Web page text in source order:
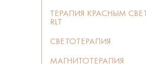
ТЕРАПИЯ КРАСНЫМ
RLT
СВЕТОТЕРАПИЯ
МАГНИТОТЕРАПИЯ